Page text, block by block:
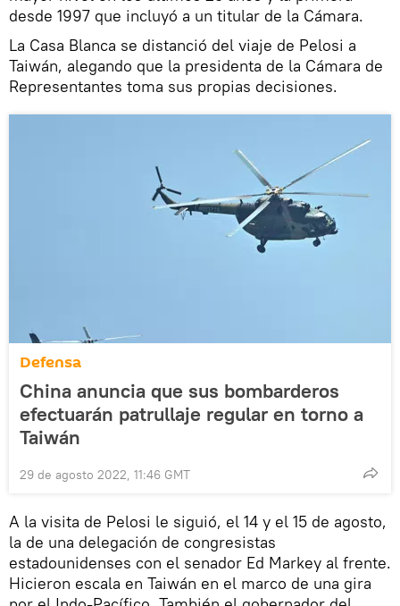
desde 1997 que incluyó a un titular de la Cámara.
La Casa Blanca se distanció del viaje de Pelosi a
Taiwán, alegando que la presidenta de la Cámara de
Representantes toma sus propias decisiones.
Defensa
China anuncia que sus bombarderos
efectuarán patrullaje regular en torno a
Taiwán
29 de agosto 2022, 11:46 GMT
A la visita de Pelosi le siguió, el 14 y el 15 de agosto,
la de una delegación de congresistas
estadounidenses con el senador Ed Markey al frente.
Hicieron escala en Taiwán en el marco de una gira